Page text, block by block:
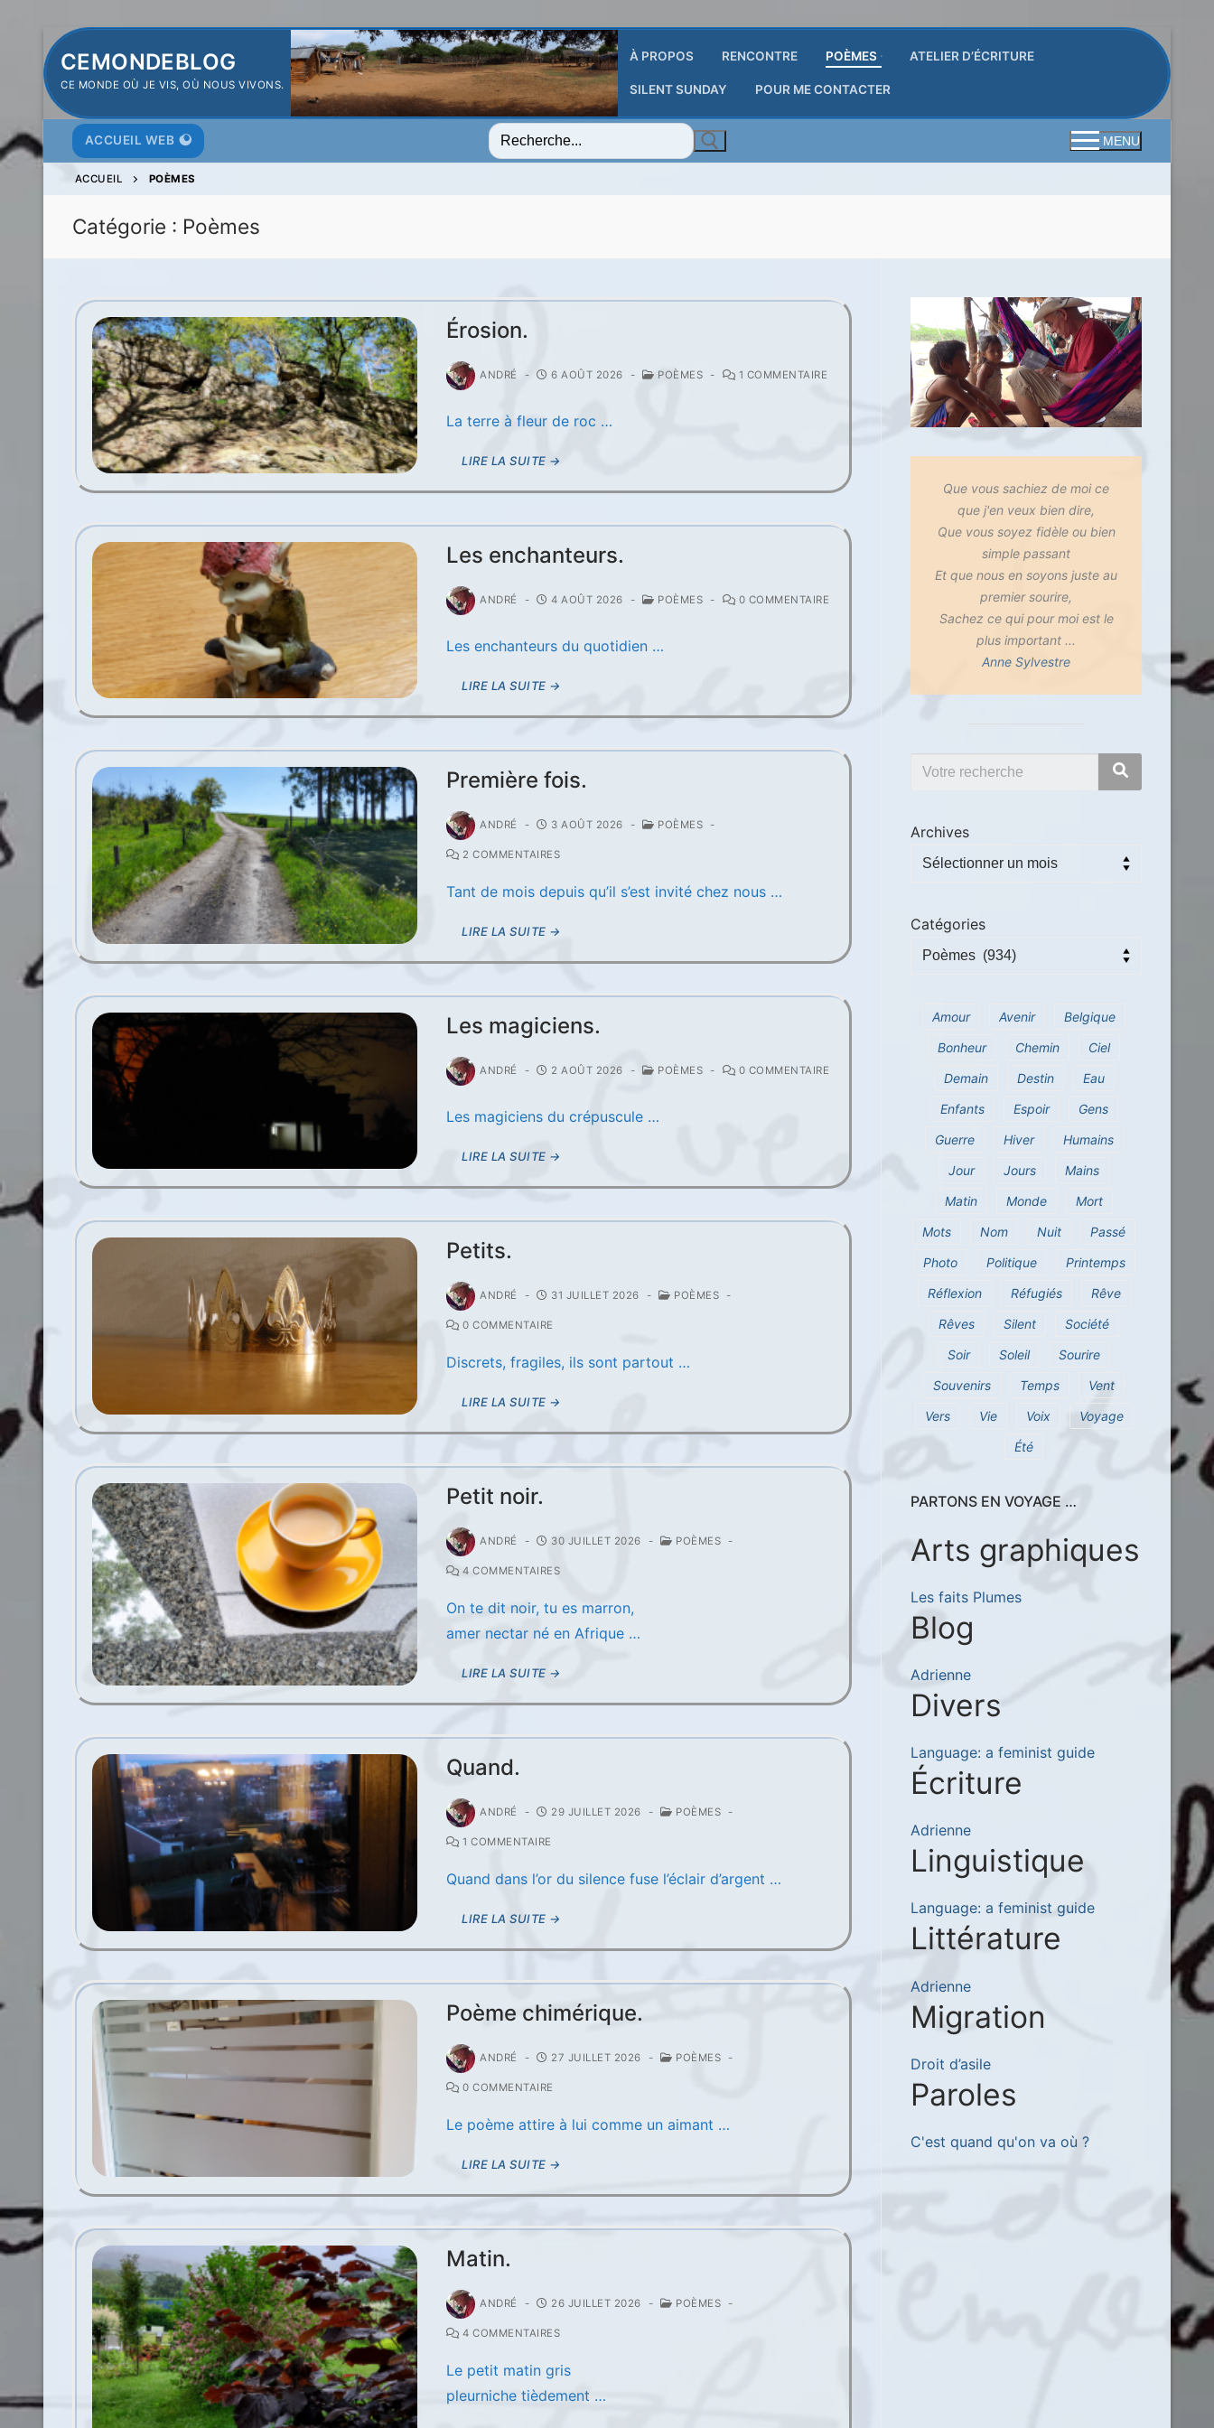
Aller
au
contenu
CEMONDEBLOG
CE MONDE OÙ JE VIS, OÙ NOUS VIVONS.
À PROPOS RENCONTRE POÈMES ATELIER D’ÉCRITURE
SILENT SUNDAY POUR ME CONTACTER
ACCUEIL WEB
Rechercher
:
MENU
ACCUEIL POÈMES
Catégorie : Poèmes
Érosion.
ANDRÉ - 6 AOÛT 2026 - POÈMES - 1 COMMENTAIRE
La terre à fleur de roc …
LIRE LA SUITE →
Les enchanteurs.
ANDRÉ - 4 AOÛT 2026 - POÈMES - 0 COMMENTAIRE
Les enchanteurs du quotidien …
LIRE LA SUITE →
Première fois.
ANDRÉ - 3 AOÛT 2026 - POÈMES -
2 COMMENTAIRES
Tant de mois depuis qu’il s’est invité chez nous …
LIRE LA SUITE →
Les magiciens.
ANDRÉ - 2 AOÛT 2026 - POÈMES - 0 COMMENTAIRE
Les magiciens du crépuscule …
LIRE LA SUITE →
Petits.
ANDRÉ - 31 JUILLET 2026 - POÈMES -
0 COMMENTAIRE
Discrets, fragiles, ils sont partout …
LIRE LA SUITE →
Petit noir.
ANDRÉ - 30 JUILLET 2026 - POÈMES -
4 COMMENTAIRES
On te dit noir, tu es marron,
amer nectar né en Afrique …
LIRE LA SUITE →
Quand.
ANDRÉ - 29 JUILLET 2026 - POÈMES -
1 COMMENTAIRE
Quand dans l’or du silence fuse l’éclair d’argent …
LIRE LA SUITE →
Poème chimérique.
ANDRÉ - 27 JUILLET 2026 - POÈMES -
0 COMMENTAIRE
Le poème attire à lui comme un aimant …
LIRE LA SUITE →
Matin.
ANDRÉ - 26 JUILLET 2026 - POÈMES -
4 COMMENTAIRES
Le petit matin gris
pleurniche tièdement …
Que vous sachiez de moi ce
que j'en veux bien dire,
Que vous soyez fidèle ou bien
simple passant
Et que nous en soyons juste au
premier sourire,
Sachez ce qui pour moi est le
plus important ...
Anne Sylvestre
Archives
Catégories
Amour Avenir
Belgique
Bonheur
Chemin
Ciel
Demain
Destin
Eau
Enfants
Espoir
Gens
Guerre
Hiver
Humains
Jour
Jours
Mains
Matin
Monde
Mort
Mots
Nom Nuit
Passé
Photo
Politique
Printemps
Réflexion
Réfugiés
Rêve
Rêves
Silent
Société
Soir
Soleil
Sourire
Souvenirs
Temps
Vent
Vers
Vie Voix
Voyage
Été
PARTONS EN VOYAGE …
Arts graphiques
Les faits Plumes
Blog
Adrienne
Divers
Language: a feminist guide
Écriture
Adrienne
Linguistique
Language: a feminist guide
Littérature
Adrienne
Migration
Droit d’asile
Paroles
C'est quand qu'on va où ?